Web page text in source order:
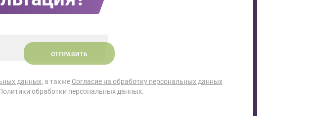
ОТПРАВИТЬ
данных, а также Согласие на обработку персональных данных
обработки персональных данных.